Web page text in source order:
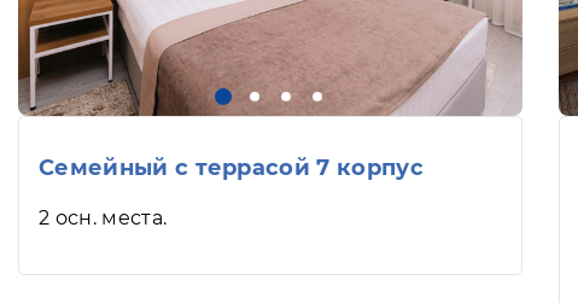
Семейный с террасой 7 корпус
2 осн. места.